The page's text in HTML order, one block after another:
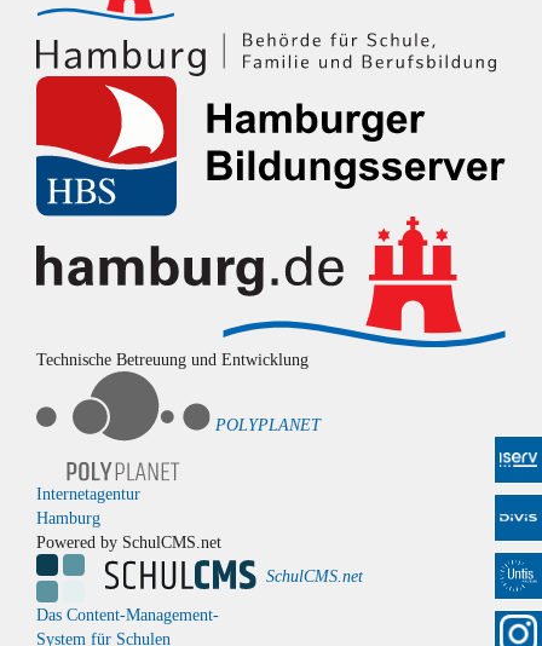
Technische Betreuung und Entwicklung
POLYPLANET
Internetagentur
Hamburg
Powered by SchulCMS.net
SchulCMS.net
Das Content-Management-
System für Schulen